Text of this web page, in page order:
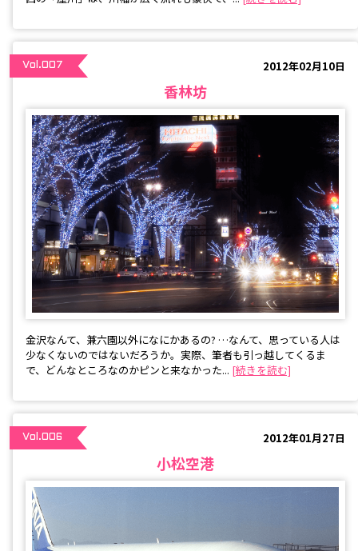
Vol.007 2012年02月10日
香林坊
金沢なんて、兼六園以外になにかあるの? …なんて、思っている人は
少なくないのではないだろうか。実際、筆者も引っ越してくるま
で、どんなところなのかピンと来なかった... [続きを読む]
Vol.006 2012年01月27日
小松空港